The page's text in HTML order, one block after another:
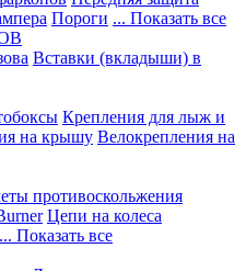
Пороги ... Показать все
Вставки (вкладыши) в
Крепления для лыж и
на крышу Велокрепления на
противоскольжения
Цепи на колеса
... Показать все